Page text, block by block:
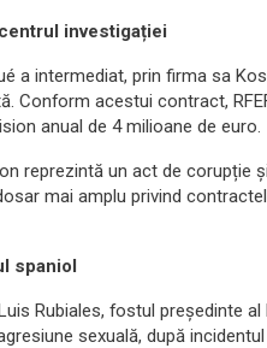
investigației
a intermediat, prin firma sa
Conform acestui contract,
anual de 4 milioane de euro.
reprezintă un act de corupție
mai amplu privind
spaniol
Rubiales, fostul președinte al
sexuală, după